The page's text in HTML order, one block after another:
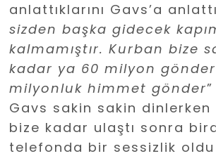
anlattıklarını Gavs’a
sizden başka gidecek
kalmamıştır. Kurban bize
kadar ya 60 milyon
milyonluk himmet gönder
Gavs sakin sakin dinlerken
bize kadar ulaştı sonra
telefonda bir sessizlik oldu